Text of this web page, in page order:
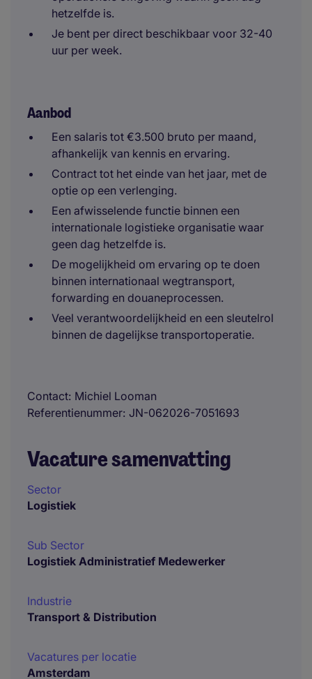
hetzelfde is.
Je bent per direct beschikbaar voor 32-40
uur per week.
Aanbod
Een salaris tot €3.500 bruto per maand,
afhankelijk van kennis en ervaring.
Contract tot het einde van het jaar, met de
optie op een verlenging.
Een afwisselende functie binnen een
internationale logistieke organisatie waar
geen dag hetzelfde is.
De mogelijkheid om ervaring op te doen
binnen internationaal wegtransport,
forwarding en douaneprocessen.
Veel verantwoordelijkheid en een sleutelrol
binnen de dagelijkse transportoperatie.
Contact Michiel Looman
Referentienummer JN-062026-7051693
Vacature samenvatting
Sector
Logistiek
Sub Sector
Logistiek Administratief Medewerker
Industrie
Transport & Distribution
Vacatures per locatie
Amsterdam